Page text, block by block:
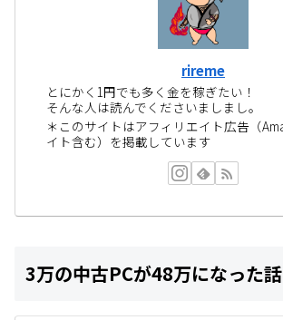
rireme
とにかく1円でも多く金を稼ぎたい！
そんな人は読んでくださいましまし。
＊このサイトはアフィリエイト広告（
イト含む）を掲載しています
3万の中古PCが48万になった話